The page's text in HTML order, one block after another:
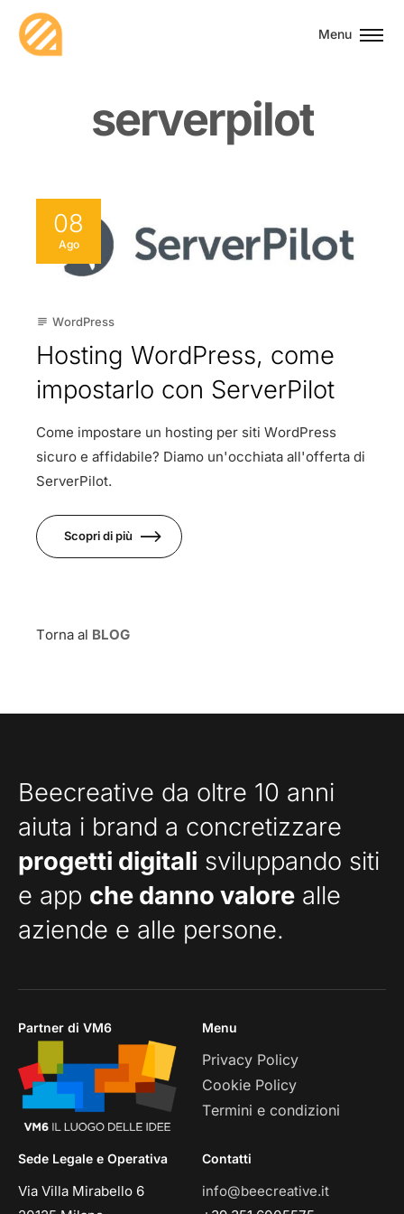
Menu
serverpilot
08
Ago
subject WordPress
Hosting WordPress, come
impostarlo con ServerPilot
Come impostare un hosting per siti WordPress
sicuro e affidabile? Diamo un'occhiata all'offerta di
ServerPilot.
Scopri di più
Torna al BLOG
Beecreative da oltre 10 anni
aiuta i brand a concretizzare
progetti digitali sviluppando siti
e app che danno valore alle
aziende e alle persone.
Partner di VM6 Menu
Privacy Policy
Cookie Policy
Termini e condizioni
Sede Legale e Operativa
Via Villa Mirabello 6
Contatti
info@beecreative.it